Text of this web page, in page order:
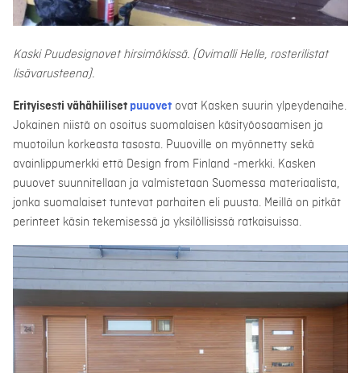
Kaski Puudesignovet hirsimökissä. (Ovimalli Helle, rosterilistat
lisävarusteena).
Erityisesti vähähiiliset puuovet ovat Kasken suurin ylpeydenaihe.
Jokainen niistä on osoitus suomalaisen käsityöosaamisen ja
muotoilun korkeasta tasosta. Puuoville on myönnetty sekä
avainlippumerkki että Design from Finland -merkki. Kasken
puuovet suunnitellaan ja valmistetaan Suomessa materiaalista,
jonka suomalaiset tuntevat parhaiten eli puusta. Meillä on pitkät
perinteet käsin tekemisessä ja yksilöllisissä ratkaisuissa.